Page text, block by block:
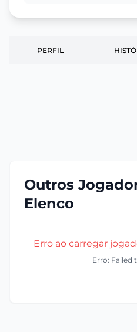
PERFIL
Outros
Elenco
Erro ao carregar
Erro: Failed